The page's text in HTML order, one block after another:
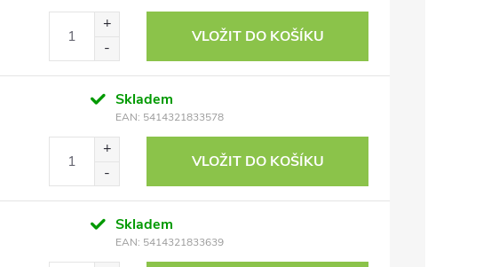
VLOŽIT DO KOŠÍKU
Skladem
EAN: 5414321833578
VLOŽIT DO KOŠÍKU
Skladem
EAN: 5414321833639